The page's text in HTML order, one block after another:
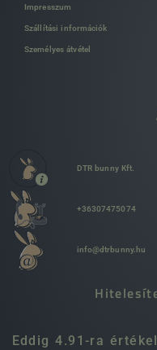
Impresszum
Szállítási információk
Személyes átvétel
DTR bunny Kft.
+36307475074
info@dtrbunny.hu
Eddig 4.91-ra